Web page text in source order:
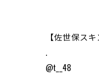
【佐世保ス
.
@t__48